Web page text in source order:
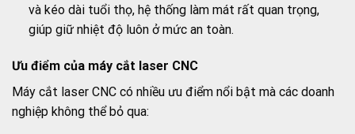
và kéo dài tuổi thọ, hệ thống làm mát rất quan trọng,
giúp giữ nhiệt độ luôn ở mức an toàn.
Ưu điểm của máy cắt laser CNC
Máy cắt laser CNC có nhiều ưu điểm nổi bật mà các doanh
nghiệp không thể bỏ qua: